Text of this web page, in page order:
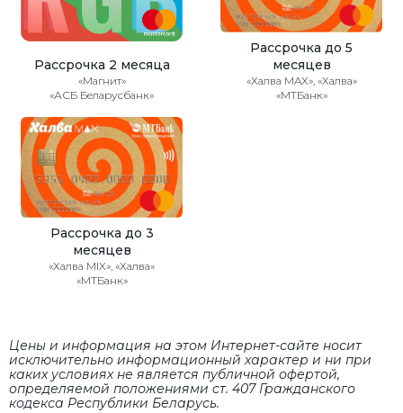
Рассрочка 2 месяца
«Магнит»
«АСБ Беларусбанк»
Рассрочка до 5
месяцев
«Халва MAX», «Халва»
«МТБанк»
Рассрочка до 3
месяцев
«Халва MIX», «Халва»
«МТБанк»
Цены и информация на этом Интернет-сайте носит
исключительно информационный характер и ни при
каких условиях не является публичной офертой,
определяемой положениями cт. 407 Гражданского
кодекса Республики Беларусь.